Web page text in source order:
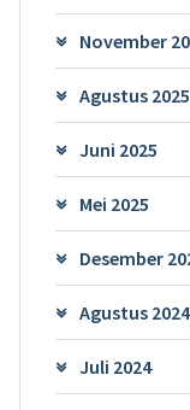
November
Agustus 2025
Juni 2025
Mei 2025
Desember
Agustus 2024
Juli 2024